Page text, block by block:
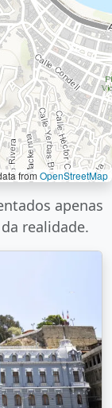
from OpenStreetMap
apenas
realidade.